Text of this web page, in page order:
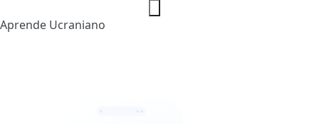
Aprende Ucraniano